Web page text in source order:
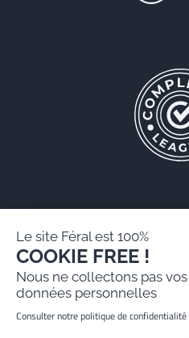
Mentions
Politique de protection
Le site Féral est 100%
COOKIE FREE !
Nous ne collectons pas vos
données personnelles
Consulter notre politique de confidentialité